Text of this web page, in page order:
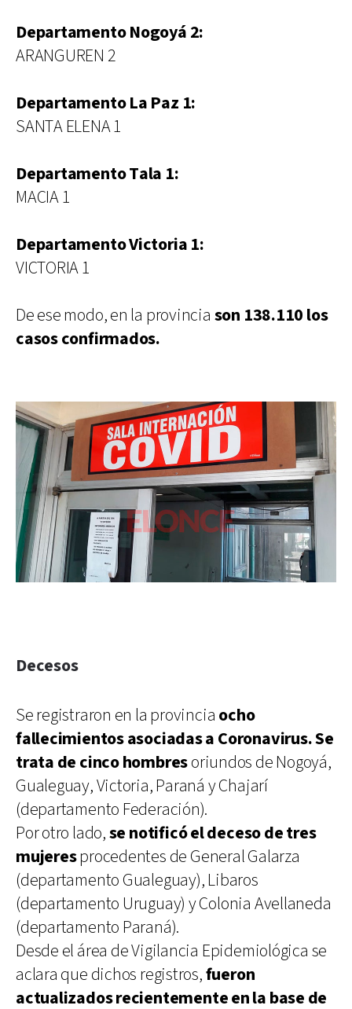
Departamento Nogoyá 2:
ARANGUREN 2
Departamento La Paz 1:
SANTA ELENA 1
Departamento Tala 1:
MACIA 1
Departamento Victoria 1:
VICTORIA 1
De ese modo, en la provincia son 138.110 los
casos confirmados.
Decesos
Se registraron en la provincia ocho
fallecimientos asociadas a Coronavirus. Se
trata de cinco hombresoriundos de Nogoyá,
Gualeguay, Victoria, Paraná y Chajarí
(departamento Federación).
Por otro lado,se notificó el deceso de tres
mujeresprocedentes de General Galarza
(departamento Gualeguay), Libaros
(departamento Uruguay) y Colonia Avellaneda
(departamento Paraná).
Desde el área de Vigilancia Epidemiológica se
aclara que dichos registros,fueron
actualizados recientemente en la base de